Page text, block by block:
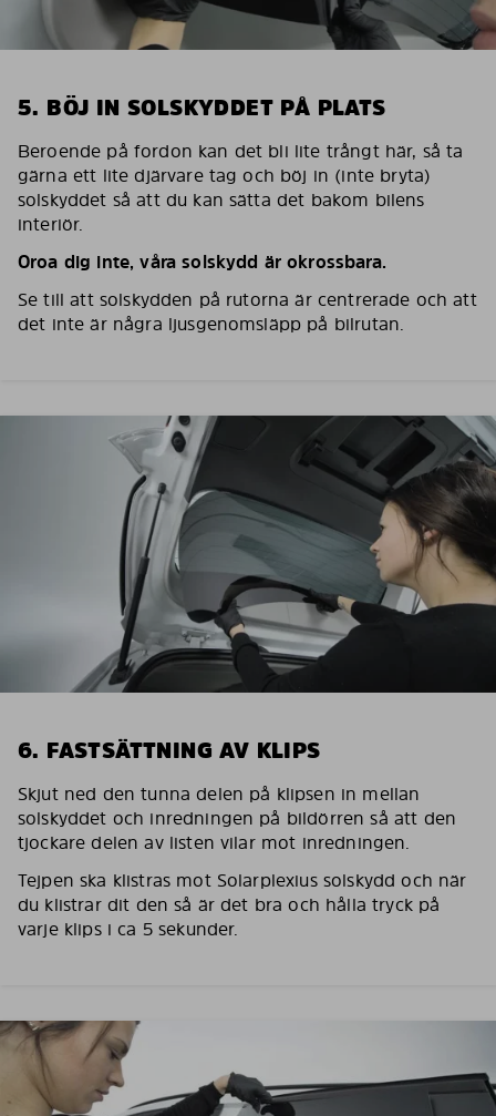
5. BÖJ IN SOLSKYDDET PÅ PLATS
Beroende på fordon kan det bli lite trångt här, så ta
gärna ett lite djärvare tag och böj in (inte bryta)
solskyddet så att du kan sätta det bakom bilens
interiör.
Oroa dig inte, våra solskydd är okrossbara.
Se till att solskydden på rutorna är centrerade och att
det inte är några ljusgenomsläpp på bilrutan.
6. FASTSÄTTNING AV KLIPS
Skjut ned den tunna delen på klipsen in mellan
solskyddet och inredningen på bildörren så att den
tjockare delen av listen vilar mot inredningen.
Tejpen ska klistras mot Solarplexius solskydd och när
du klistrar dit den så är det bra och hålla tryck på
varje klips i ca 5 sekunder.